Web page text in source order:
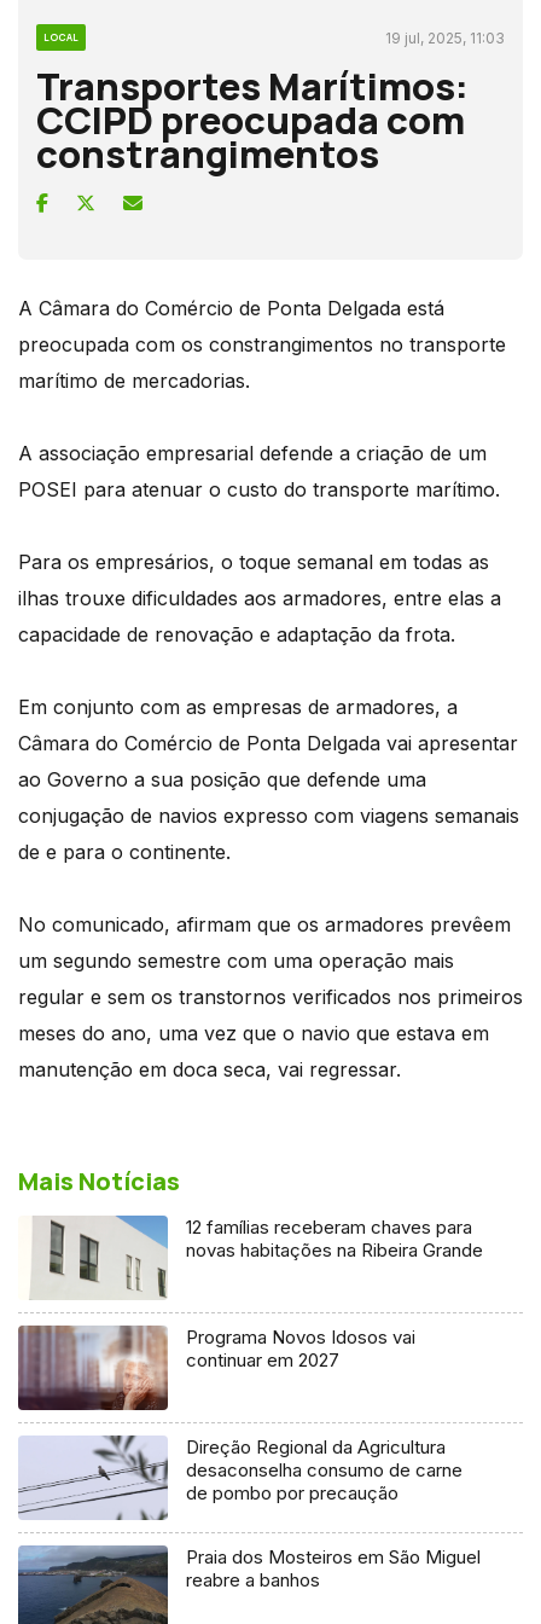
LOCAL 19 jul, 2025, 11:03
Transportes Marítimos:
CCIPD preocupada com
constrangimentos
A Câmara do Comércio de Ponta Delgada está
preocupada com os constrangimentos no transporte
marítimo de mercadorias.
A associação empresarial defende a criação de um
POSEI para atenuar o custo do transporte marítimo.
Para os empresários, o toque semanal em todas as
ilhas trouxe dificuldades aos armadores, entre elas a
capacidade de renovação e adaptação da frota.
Em conjunto com as empresas de armadores, a
Câmara do Comércio de Ponta Delgada vai apresentar
ao Governo a sua posição que defende uma
conjugação de navios expresso com viagens semanais
de e para o continente.
No comunicado, afirmam que os armadores prevêem
um segundo semestre com uma operação mais
regular e sem os transtornos verificados nos primeiros
meses do ano, uma vez que o navio que estava em
manutenção em doca seca, vai regressar.
Mais Notícias
12 famílias receberam chaves para
novas habitações na Ribeira Grande
Programa Novos Idosos vai
continuar em 2027
Direção Regional da Agricultura
desaconselha consumo de carne
de pombo por precaução
Praia dos Mosteiros em São Miguel
reabre a banhos